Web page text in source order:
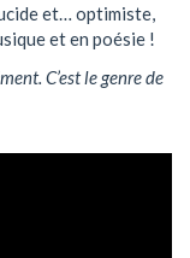
et… optimiste,
et en poésie !
C’est le genre de